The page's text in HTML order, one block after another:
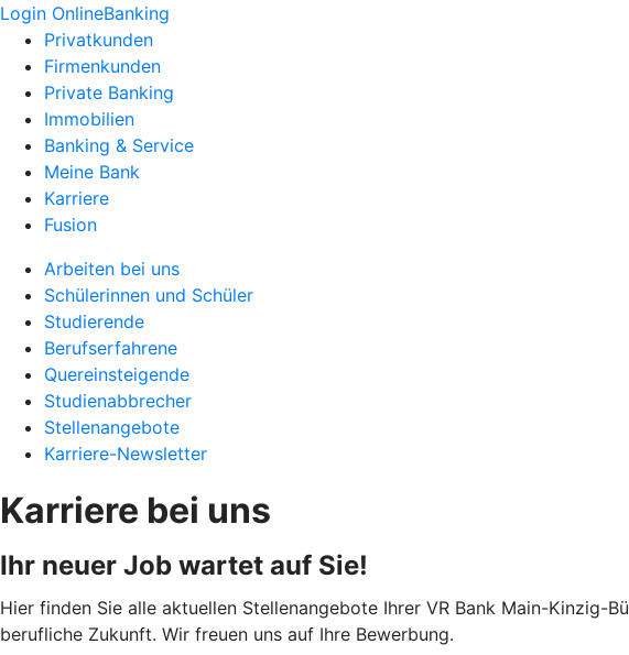
Login OnlineBanking
Privatkunden
Firmenkunden
Private Banking
Immobilien
Banking & Service
Meine Bank
Karriere
Fusion
Arbeiten bei uns
Schülerinnen und Schüler
Studierende
Berufserfahrene
Quereinsteigende
Studienabbrecher
Stellenangebote
Karriere-Newsletter
Karriere bei uns
Ihr neuer Job wartet auf Sie!
Hier finden Sie alle aktuellen Stellenangebote Ihrer VR Bank Main-Kinzig-
berufliche Zukunft. Wir freuen uns auf Ihre Bewerbung.